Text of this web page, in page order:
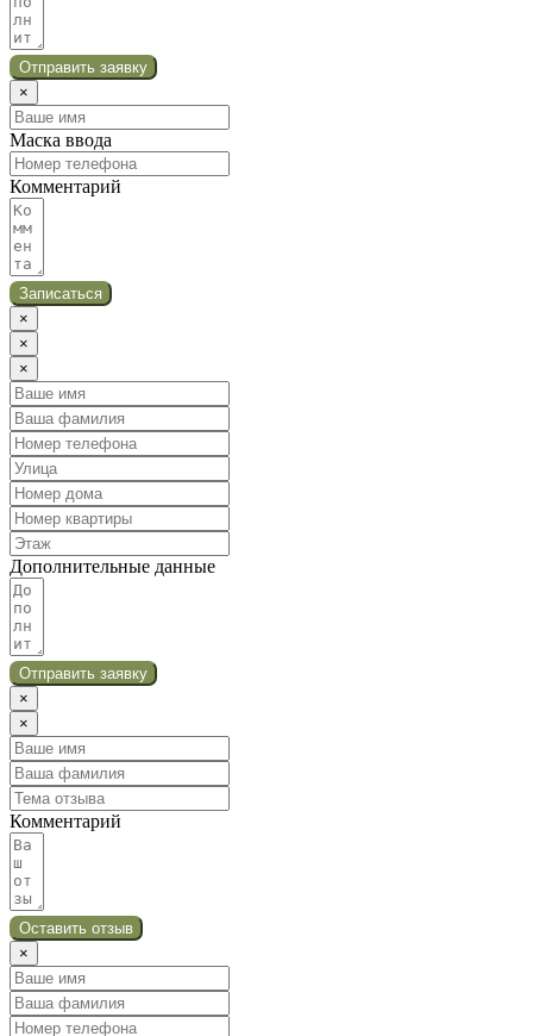
Отправить заявку
×
Маска ввода
Комментарий
Записаться
×
×
×
Дополнительные данные
Отправить заявку
×
×
Комментарий
Оставить отзыв
×